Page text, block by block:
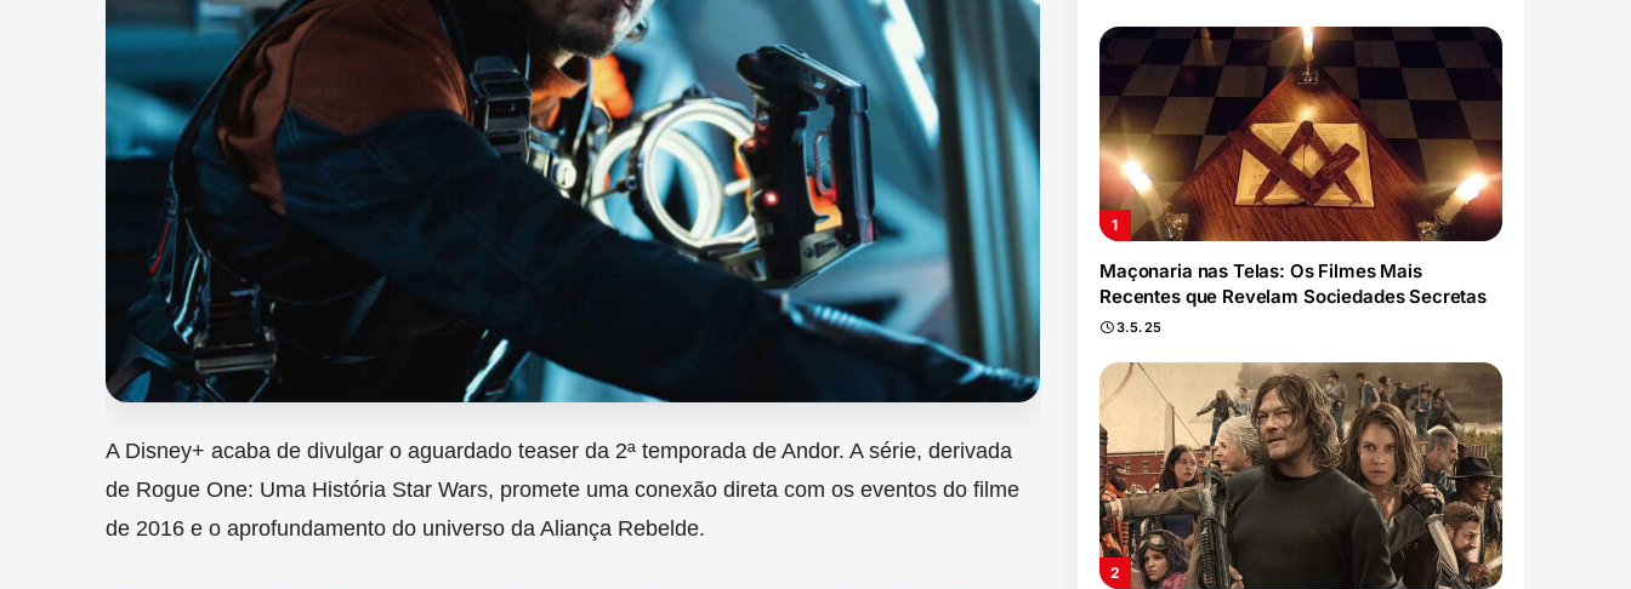
A Disney+ acaba de divulgar o aguardado teaser da 2ª temporada de Andor. A série, derivada
de Rogue One: Uma História Star Wars, promete uma conexão direta com os eventos do filme
de 2016 e o aprofundamento do universo da Aliança Rebelde.
Maçonaria nas Telas: Os Filmes Mais
Recentes que Revelam Sociedades Secretas
3.5.25